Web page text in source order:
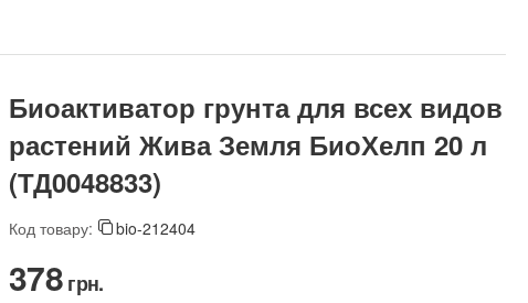
Биоактиватор грунта для всех видов
растений Жива Земля БиоХелп 20 л
(ТД0048833)
Код товару: bio-212404
‍378‍грн.